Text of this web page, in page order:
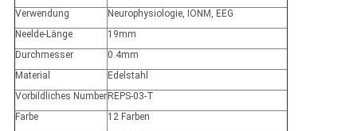
Verwendung
Neurophysiologie, IONM, EEG
Neelde-Länge
19mm
Durchmesser
0.4mm
Material
Edelstahl
Vorbildliches Number REPS-03-T
Farbe
12 Farben